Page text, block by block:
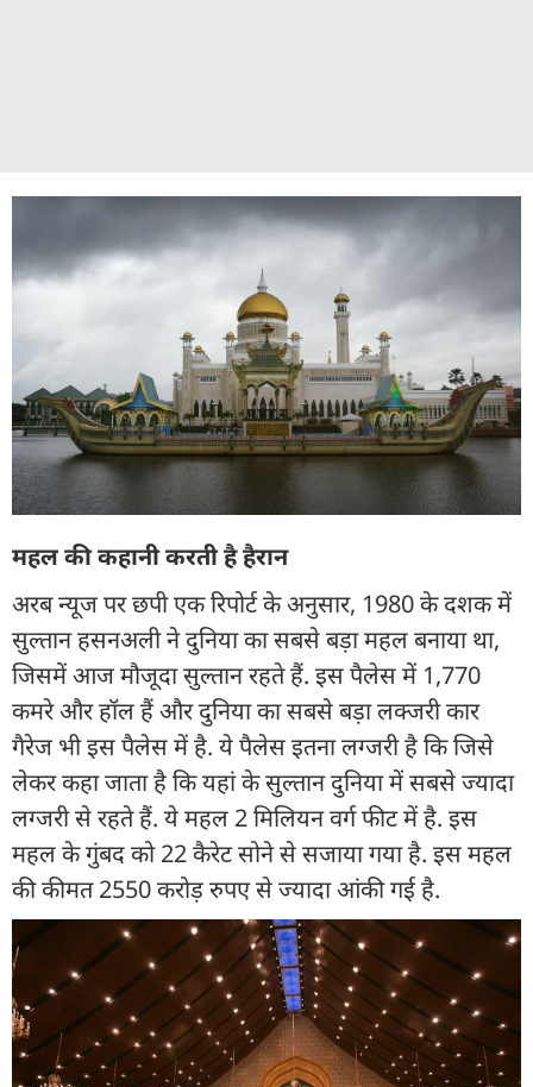
महल की कहानी करती है हैरान
अरब न्यूज पर छपी एक रिपोर्ट के अनुसार, 1980 के दशक में
सुल्तान हसनअली ने दुनिया का सबसे बड़ा महल बनाया था,
जिसमें आज मौजूदा सुल्तान रहते हैं. इस पैलेस में 1,770
कमरे और हॉल हैं और दुनिया का सबसे बड़ा लक्जरी कार
गैरेज भी इस पैलेस में है. ये पैलेस इतना लग्जरी है कि जिसे
लेकर कहा जाता है कि यहां के सुल्तान दुनिया में सबसे ज्यादा
लग्जरी से रहते हैं. ये महल 2 मिलियन वर्ग फीट में है. इस
महल के गुंबद को 22 कैरेट सोने से सजाया गया है. इस महल
की कीमत 2550 करोड़ रुपए से ज्यादा आंकी गई है.